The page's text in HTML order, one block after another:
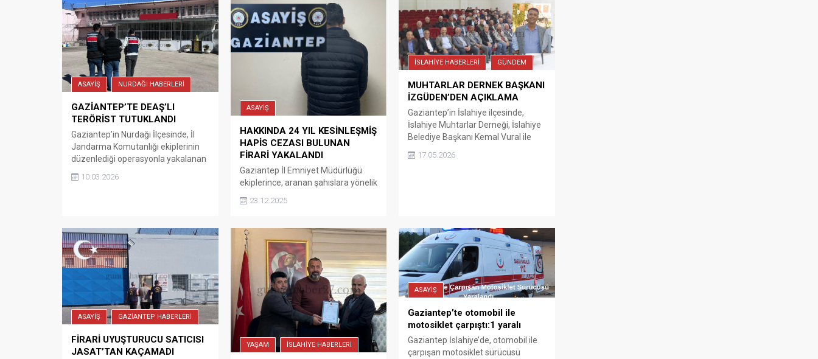
ASAYİŞ NURDAĞI HABERLERİ
GAZİANTEP’TE DEAŞ’LI
TERÖRİST TUTUKLANDI
Gaziantep’in Nurdağı İlçesinde, İl
Jandarma Komutanlığı ekiplerinin
düzenlediği operasyonla yakalanan
İlçesinde, İl Jandarma Komutanlığı
yönelik yürüten TEM şübe
müdürlüğünce yapılan fiziki takip
sonucu Ülkemize yasa yollarla
geçerek terör eylemlerinde
bulunabileceği değerlendirilen ve
2015-2017 yılları arasında
Suriye/halep...
10.03.2026
ASAYİŞ
HAKKINDA 24 YIL KESİNLEŞMİŞ
HAPİS CEZASI BULUNAN
FİRARİ YAKALANDI
Gaziantep İl Emniyet Müdürlüğü
ekiplerince, aranan şahıslara yönelik
hırsızlık suçundan hakkında 24 yıl
bir şüpheli yakalanmıştır. Yakalanan
şahıs, emniyetteki işlemlerinin
ardından adalet mercilerine sevk
edilmiştir. Suç ve suçlularla
mücadeleye kararlılıkla devam
edilmektedir. Kaynak: Haber
Merkezi
23.12.2025
İSLAHİYE HABERLERİ GÜNDEM
MUHTARLAR DERNEK BAŞKANI
İZGÜDEN’DEN AÇIKLAMA
Gaziantep’in İslahiye ilçesinde,
İslahiye Muhtarlar Derneği, İslahiye
Belediye Başkanı Kemal Vural ile
Şahin Güzey arasında ocak ayında
açıklamada, olayın dernek yönetimi
ve ilçedeki 50 muhtarla birlikte
değerlendirildiğini...
17.05.2026
ASAYİŞ GAZİANTEP HABERLERİ
FİRARİ UYUŞTURUCU SATICISI
JASAT’TAN KAÇAMADI
YAŞAM İSLAHİYE HABERLERİ
ASAYİŞ
Gaziantep’te otomobil ile
motosiklet çarpıştı:1 yaralı
Gaziantep İslahiye’de, otomobil ile
çarpışan motosiklet sürücüsü